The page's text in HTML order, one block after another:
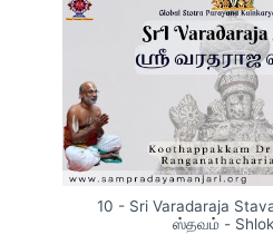
10 - Sri Varadaraja
ஸ்தவம் -